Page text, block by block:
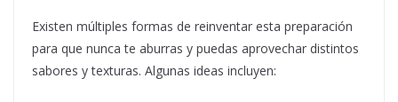
Existen múltiples formas de reinventar esta preparación
para que nunca te aburras y puedas aprovechar distintos
sabores y texturas. Algunas ideas incluyen: